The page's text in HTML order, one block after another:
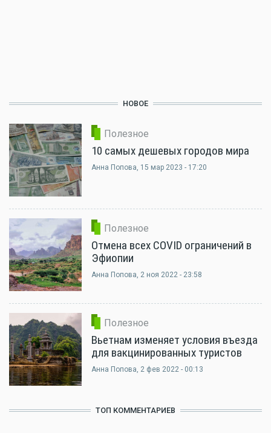
НОВОЕ
Полезное
10 самых дешевых городов мира
Анна Попова, 15 мар 2023 - 17:20
Полезное
Отмена всех COVID ограничений в
Эфиопии
Анна Попова, 2 ноя 2022 - 23:58
Полезное
Вьетнам изменяет условия въезда
для вакцинированных туристов
Анна Попова, 2 фев 2022 - 00:13
ТОП КОММЕНТАРИЕВ